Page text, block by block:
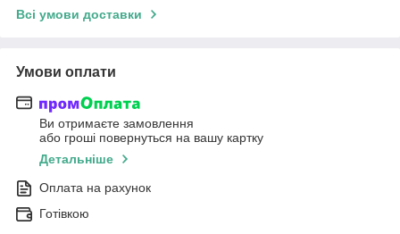
Всі умови доставки
Умови оплати
Ви отримаєте замовлення
або гроші повернуться на вашу картку
Детальніше
Оплата на рахунок
Готівкою